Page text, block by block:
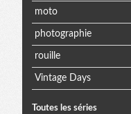
moto
photographie
rouille
Vintage Days
Toutes les séries